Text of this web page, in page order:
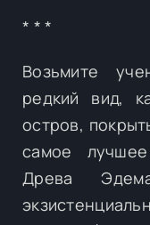
* * *
Возьмите
редкий вид,
остров,
самое
Древа